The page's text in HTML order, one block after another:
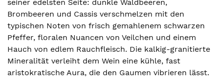
seiner edelsten Seite: dunkle Waldbeeren,
Brombeeren und Cassis verschmelzen mit den
typischen Noten von frisch gemahlenem schwarzen
Pfeffer, floralen Nuancen von Veilchen und einem
Hauch von edlem Rauchfleisch. Die kalkig-granitierte
Mineralität verleiht dem Wein eine kühle, fast
aristokratische Aura, die den Gaumen vibrieren lässt.